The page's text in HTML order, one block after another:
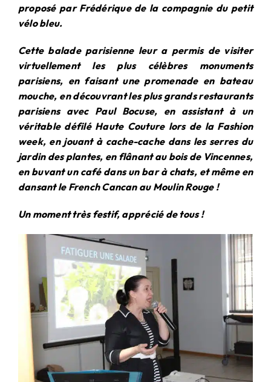
proposé par Frédérique de la compagnie du petit
vélo bleu.
Cette balade parisienne leur a permis de visiter
virtuellement les plus célèbres monuments
parisiens, en faisant une promenade en bateau
mouche, en découvrant les plus grands restaurants
parisiens avec Paul Bocuse, en assistant à un
véritable défilé Haute Couture lors de la Fashion
week, en jouant à cache-cache dans les serres du
jardin des plantes, en flânant au bois de Vincennes,
en buvant un café dans un bar à chats, et même en
dansant le French Cancan au Moulin Rouge !
Un moment très festif, apprécié de tous !